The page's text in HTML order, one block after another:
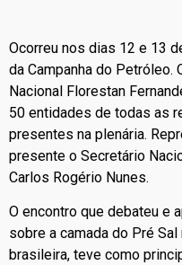
Ocorreu nos dias 12 e 13
da Campanha do Petróleo.
Nacional Florestan
50 entidades de todas as
presentes na plenária.
presente o Secretário
Carlos Rogério Nunes.
O encontro que debateu e
sobre a camada do Pré
brasileira, teve como